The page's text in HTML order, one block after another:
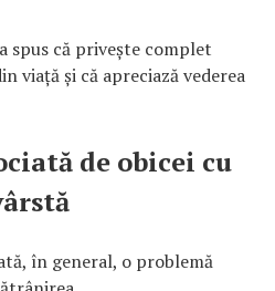
spus că privește complet
viață și că apreciază vederea
de obicei cu
în general, o problemă